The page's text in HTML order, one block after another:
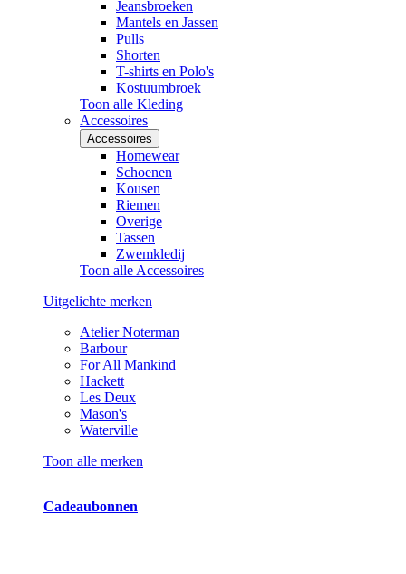
Jeansbroeken
Mantels en Jassen
Pulls
Shorten
T-shirts en Polo's
Kostuumbroek
Toon alle Kleding
Accessoires
Accessoires
Homewear
Schoenen
Kousen
Riemen
Overige
Tassen
Zwemkledij
Toon alle Accessoires
Uitgelichte merken
Atelier Noterman
Barbour
For All Mankind
Hackett
Les Deux
Mason's
Waterville
Toon alle merken
Cadeaubonnen